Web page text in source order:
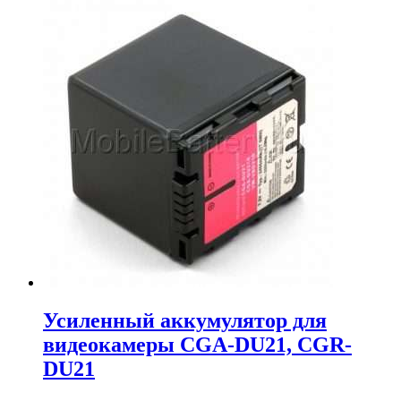
составляла
3,468.00₽.
Усиленный аккумулятор для
видеокамеры CGA-DU21, CGR-
DU21